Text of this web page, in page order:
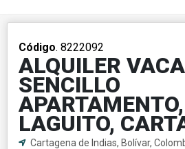
Código. 8222092
ALQUILER
SENCILLO
LAGUITO,
Cartagena de Indias, Bolívar,